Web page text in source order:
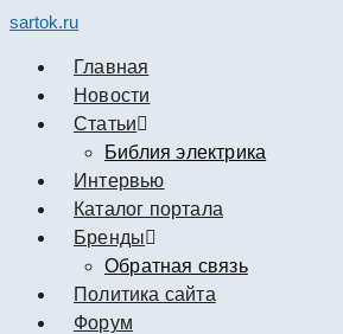
sartok.ru
Главная
Новости
Cтатьи
Библия электрика
Интервью
Каталог портала
Бренды
Обратная связь
Политика сайта
Форум